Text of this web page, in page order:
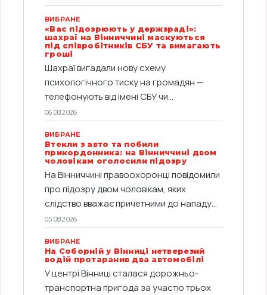
ВИБРАНЕ
«Вас підозрюють у держзраді»:
шахраї на Вінниччині маскуються
під співробітників СБУ та вимагають
гроші
Шахраї вигадали нову схему
психологічного тиску на громадян —
телефонують від імені СБУ чи...
06.08.2026
ВИБРАНЕ
Втекли з авто та побили
прикордонника: на Вінниччині двом
чоловікам оголосили підозру
На Вінниччині правоохоронці повідомили
про підозру двом чоловікам, яких
слідство вважає причетними до нападу...
05.08.2026
ВИБРАНЕ
На Соборній у Вінниці нетверезий
водій протаранив два автомобілі
У центрі Вінниці сталася дорожньо-
транспортна пригода за участю трьох